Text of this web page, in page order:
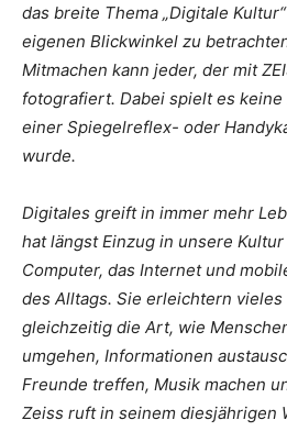
das breite Thema „Digitale
eigenen Blickwinkel zu
Mitmachen kann jeder, der mit
fotografiert. Dabei spielt es keine
einer Spiegelreflex- oder
wurde.
Digitales greift in immer mehr
hat längst Einzug in unsere
Computer, das Internet und
des Alltags. Sie erleichtern
gleichzeitig die Art, wie
umgehen, Informationen
Freunde treffen, Musik machen
Zeiss ruft in seinem diesjährigen